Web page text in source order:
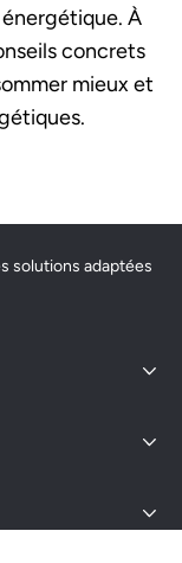
À
concrets
mieux et
solutions adaptées